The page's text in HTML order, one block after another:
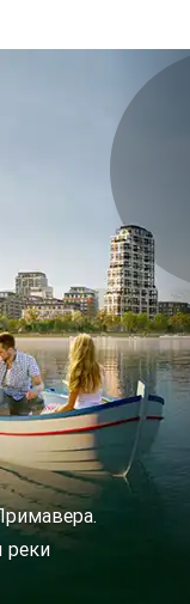
реки